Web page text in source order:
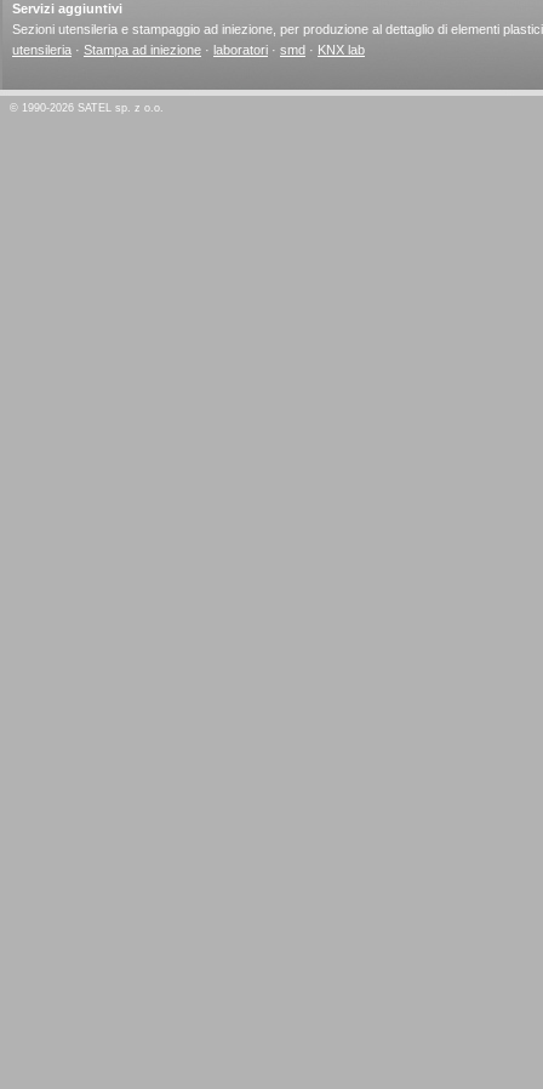
Servizi aggiuntivi
Sezioni utensileria e stampaggio ad iniezione, per produzione al dettaglio di elementi
utensileria · Stampa ad iniezione · laboratori · smd · KNX lab
© 1990-2026 SATEL sp. z o.o.